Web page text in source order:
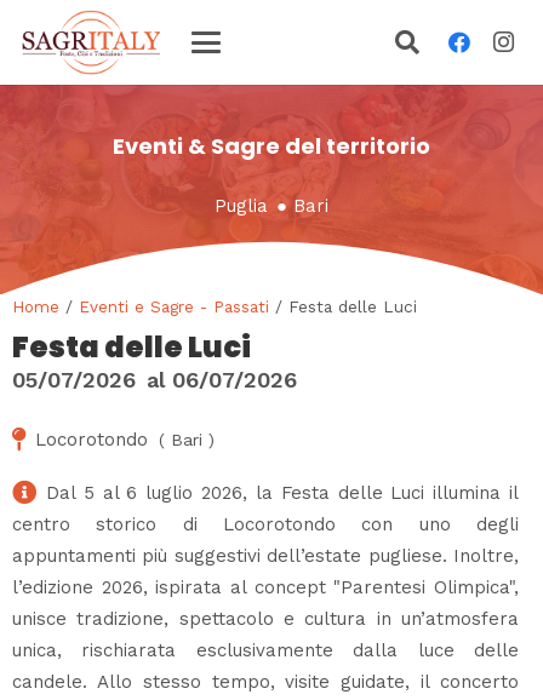
Eventi & Sagre del territorio
Puglia ● Bari
Home / Eventi e Sagre - Passati / Festa delle Luci
Festa delle Luci
05/07/2026 al 06/07/2026
Locorotondo ( Bari )
Dal 5 al 6 luglio 2026, la Festa delle Luci illumina il
centro storico di Locorotondo con uno degli
appuntamenti più suggestivi dell’estate pugliese. Inoltre,
l’edizione 2026, ispirata al concept "Parentesi Olimpica",
unisce tradizione, spettacolo e cultura in un’atmosfera
unica, rischiarata esclusivamente dalla luce delle
candele. Allo stesso tempo, visite guidate, il concerto